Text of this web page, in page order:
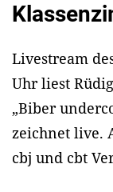
Livestream
Uhr liest
„Biber
zeichnet live.
cbj und cbt